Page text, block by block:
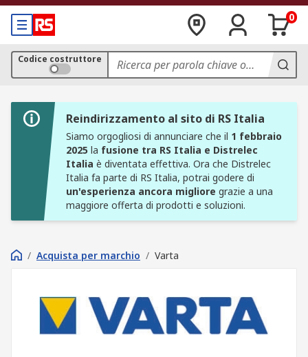
0
Codice costruttore
Reindirizzamento al sito di RS Italia
Siamo orgogliosi di annunciare che il 1 febbraio
2025 la fusione tra RS Italia e Distrelec
Italia è diventata effettiva. Ora che Distrelec
Italia fa parte di RS Italia, potrai godere di
un'esperienza ancora migliore grazie a una
maggiore offerta di prodotti e soluzioni.
/ Acquista per marchio / Varta